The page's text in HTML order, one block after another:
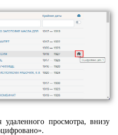
просмотра, внизу